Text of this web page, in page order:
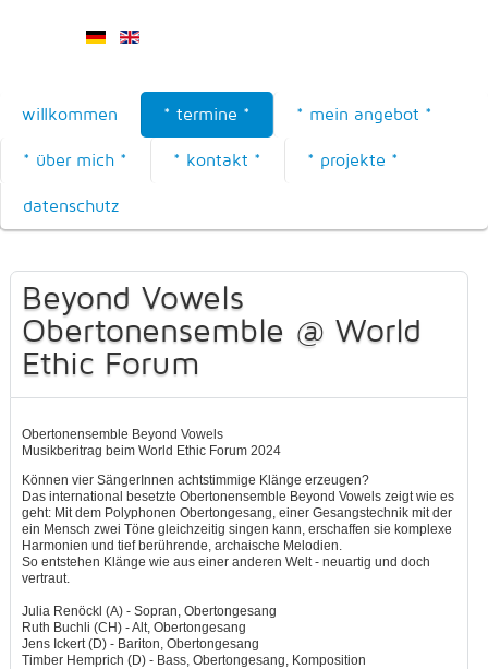
willkommen * termine * * mein angebot *
* über mich * * kontakt * * projekte *
datenschutz
Beyond Vowels
Obertonensemble @ World
Ethic Forum
Obertonensemble Beyond Vowels
Musikberitrag beim World Ethic Forum 2024
Können vier SängerInnen achtstimmige Klänge erzeugen?
Das international besetzte Obertonensemble Beyond Vowels zeigt wie es
geht: Mit dem Polyphonen Obertongesang, einer Gesangstechnik mit der
ein Mensch zwei Töne gleichzeitig singen kann, erschaffen sie komplexe
Harmonien und tief berührende, archaische Melodien.
So entstehen Klänge wie aus einer anderen Welt - neuartig und doch
vertraut.
Julia Renöckl (A) - Sopran, Obertongesang
Ruth Buchli (CH) - Alt, Obertongesang
Jens Ickert (D) - Bariton, Obertongesang
Timber Hemprich (D) - Bass, Obertongesang, Komposition